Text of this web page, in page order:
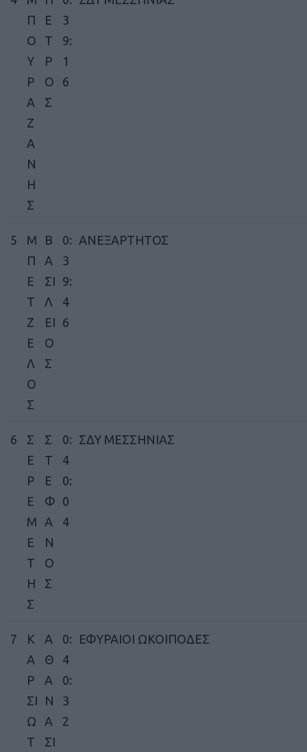
Π
Ο
Υ
Ρ
Α
Ζ
Α
Ν
Η
Σ
Ε
Τ
Ρ
Ο
Σ
3
9:
1
6
5
Μ
Π
Ε
Τ
Ζ
Ε
Λ
Ο
Σ
Β
Α
ΣΙ
Λ
ΕΙ
Ο
Σ
0:
3
9:
4
6
ΑΝΕΞΑΡΤΗΤΟΣ
6
Σ
Ε
Ρ
Ε
Μ
Ε
Τ
Η
Σ
Σ
Τ
Ε
Φ
Α
Ν
Ο
Σ
0:
4
0:
0
4
ΣΔΥ ΜΕΣΣΗΝΙΑΣ
7
Κ
Α
Ρ
ΣΙ
Ω
Τ
Α
Θ
Α
Ν
Α
ΣΙ
0:
4
0:
3
2
ΕΦΥΡΑΙΟΙ ΩΚΟΙΠΟΔΕΣ